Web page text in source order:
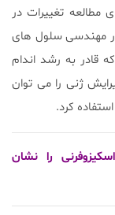
مطالعه تغییرات در
مهندسی سلول های
قادر به رشد اندام
ژنی را می توان
کرد.
را نشان